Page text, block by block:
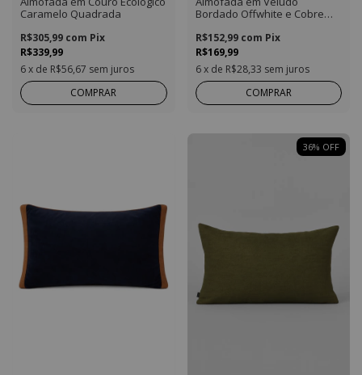
Caramelo Quadrada
R$339,99
R$305,99 com Pix
6x de R$56,67 sem juros
COMPRAR
Bordado Offwhite e Cobre
R$169,99
R$152,99 com Pix
6 x de R$28,33 sem juros
COMPRAR
36% OFF